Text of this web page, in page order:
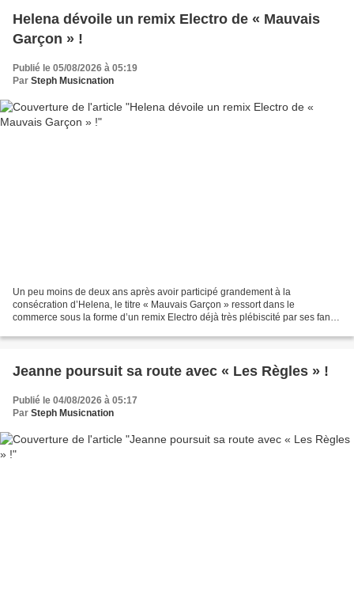
Helena dévoile un remix Electro de « Mauvais
Garçon » !
Publié le 05/08/2026 à 05:19
Par Steph Musicnation
Un peu moins de deux ans après avoir participé grandement à la
consécration d’Helena, le titre « Mauvais Garçon » ressort dans le
commerce sous la forme d’un remix Electro déjà très plébiscité par ses fans
Jeanne poursuit sa route avec « Les Règles » !
Publié le 04/08/2026 à 05:17
Par Steph Musicnation